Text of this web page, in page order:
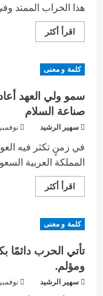
هذا الخراب الممتد
اقرأ أكثر
كلمة و معنى
سمو ولي العهد
صناعة السلام
سهير الرشيد نوفمبر 19, 2025
في زمنٍ تكثر فيه
المملكة العربية
اقرأ أكثر
كلمة و معنى
تأتي الحرب
ومؤلم.
سهير الرشيد نوفمبر 17, 2025